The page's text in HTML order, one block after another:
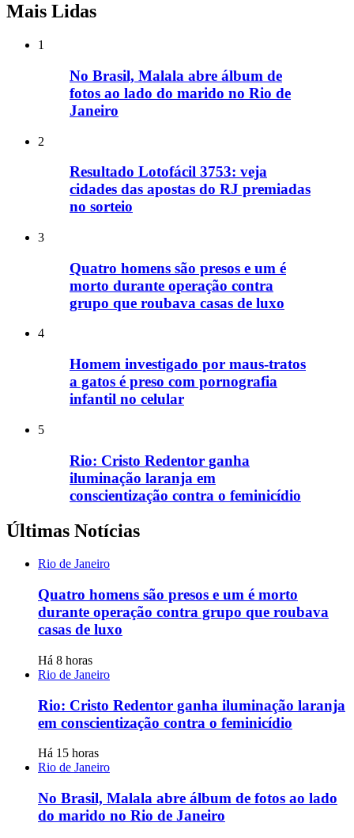
Mais Lidas
1
No Brasil, Malala abre álbum de
fotos ao lado do marido no Rio de
Janeiro
2
Resultado Lotofácil 3753: veja
cidades das apostas do RJ premiadas
no sorteio
3
Quatro homens são presos e um é
morto durante operação contra
grupo que roubava casas de luxo
4
Homem investigado por maus-tratos
a gatos é preso com pornografia
infantil no celular
5
Rio: Cristo Redentor ganha
iluminação laranja em
conscientização contra o feminicídio
Últimas Notícias
Rio de Janeiro
Quatro homens são presos e um é morto
durante operação contra grupo que roubava
casas de luxo
Há 8 horas
Rio de Janeiro
Rio: Cristo Redentor ganha iluminação laranja
em conscientização contra o feminicídio
Há 15 horas
Rio de Janeiro
No Brasil, Malala abre álbum de fotos ao lado
do marido no Rio de Janeiro